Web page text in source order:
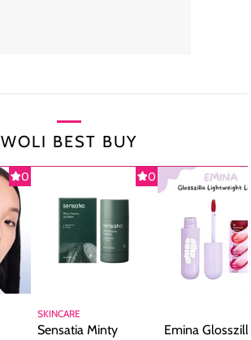
WOLI BEST BUY
0 0
SKINCARE
Sensatia Minty
Emina